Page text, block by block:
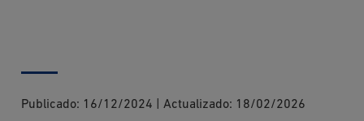
Publicado: 16/12/2024 Actualizado: 18/02/2026